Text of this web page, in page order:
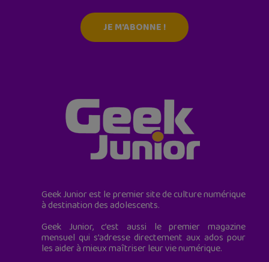
JE M'ABONNE !
Geek Junior est le premier site de culture numérique
à destination des adolescents.
Geek Junior, c’est aussi le premier magazine
mensuel qui s’adresse directement aux ados pour
les aider à mieux maîtriser leur vie numérique.